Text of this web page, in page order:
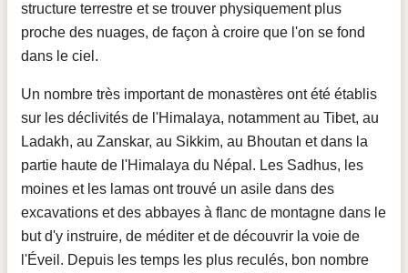
structure terrestre et se trouver physiquement plus
proche des nuages, de façon à croire que l'on se fond
dans le ciel.
Un nombre très important de monastères ont été établis
sur les déclivités de l'Himalaya, notamment au Tibet, au
Ladakh, au Zanskar, au Sikkim, au Bhoutan et dans la
partie haute de l'Himalaya du Népal. Les Sadhus, les
moines et les lamas ont trouvé un asile dans des
excavations et des abbayes à flanc de montagne dans le
but d'y instruire, de méditer et de découvrir la voie de
l'Éveil. Depuis les temps les plus reculés, bon nombre